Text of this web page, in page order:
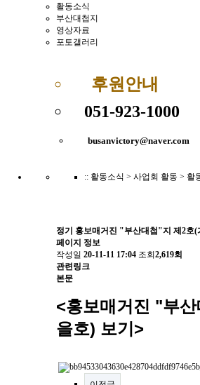
활동소식
부산대첩지
영상자료
포토갤러리
후원안내
051-923-1000
busanvictory@naver.com
:: 활동소식 > 사업회 활동 > 활
정기 홍보매거진 "부산대첩"지 제2호(
페이지 정보
작성일 20-11-11 17:04 조회 2,619회
관련링크
본문
<홍보매거진 "부
을호) 보기>